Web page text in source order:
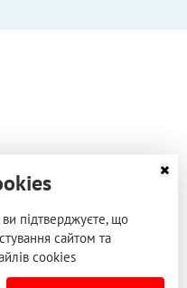
підтверджуєте, що
сайтом та
cookies